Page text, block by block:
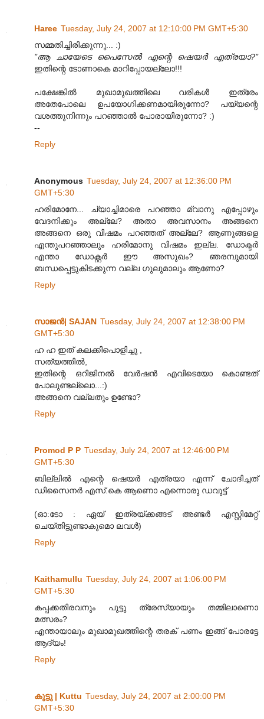
Haree Tuesday, July 24, 2007 at 12:10:00 PM GMT+5:30
സമ്മതിച്ചിരിക്കുന്നു... :)
"ആ ചായേടെ പൈസേല്‍ എന്റെ ഷെയര്‍ എത്രയാ?"
ഇതിന്റെ ടോണാകെ മാറിപ്പോയല്ലോ!!!
പക്ഷേങ്കില്‍ മുഖാമുഖത്തിലെ വരികള്‍ ഇത്രേം
അതേപോലെ ഉപയോഗിക്കണമായിരുന്നോ? പയ്യന്റെ
വശത്തുനിന്നും പറഞ്ഞാല്‍ പോരായിരുന്നോ? :)
--
Reply
Anonymous Tuesday, July 24, 2007 at 12:36:00 PM
GMT+5:30
ഹരിമോനേ... ച്യാച്ചിമാരെ പറഞ്ഞാ മ്വാനു എപ്പോഴും
വേദനിക്കും അല്ലേ? അതാ അവസാനം അങ്ങനെ
അങ്ങനെ ഒരു വിഷമം പറഞ്ഞത് അല്ലേ? ആണുങ്ങളെ
എന്തുപറഞ്ഞാലും ഹരിമോനു വിഷമം ഇല്ല. ഡോക്ടര്‍
എന്താ ഡോക്റ്റര്‍ ഈ അസുഖം? ഞരമ്പുമായി
ബന്ധപ്പെട്ടുകിടക്കുന്ന വല്ല ഗുലുമാലും ആണോ?
Reply
സാജന്‍| SAJAN Tuesday, July 24, 2007 at 12:38:00 PM
GMT+5:30
ഹ ഹ ഇത് കലക്കിപൊളിച്ചു ,
സത്യത്തില്‍,
ഇതിന്റെ ഒറിജിനല്‍ വേര്‍ഷന്‍ എവിടെയോ കൊണ്ടത്
പോലുണ്ടല്ലൊ...:)
അങ്ങനെ വല്ലതും ഉണ്ടോ?
Reply
Promod P P Tuesday, July 24, 2007 at 12:46:00 PM
GMT+5:30
ബില്ലില്‍ എന്റെ ഷെയര്‍ എത്രയാ എന്ന് ചോദിച്ചത്
ഡിസൈനര്‍ എസ്.കെ ആണൊ എന്നൊരു ഡവുട്ട്
(ഓ:ടോ : ഏയ് ഇത്രയ്ക്കങ്ങട്‌ അണ്ടര്‍ എസ്റ്റിമേറ്റ്
ചെയ്തിട്ടുണ്ടാകുമൊ ലവള്‍)
Reply
Kaithamullu Tuesday, July 24, 2007 at 1:06:00 PM
GMT+5:30
കപ്പക്കതിരവനും പുട്ടു ത്രേസ്യായും തമ്മിലാണൊ
മത്സരം?
എന്തായാലും മുഖാമുഖത്തിന്റെ തരക് പണം ഇങ്ങ് പോരട്ടേ
ആദ്യം!
Reply
കുട്ടു | Kuttu Tuesday, July 24, 2007 at 2:00:00 PM
GMT+5:30